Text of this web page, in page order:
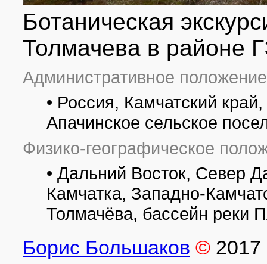
Ботаническая
Толмачева в районе
Административное
• Россия, Камчатский
Апачинское сельское
Физико-географическое
• Дальний Восток, Север
Камчатка, Западно-
Толмачёва, бассейн реки
Борис Большаков © 2017